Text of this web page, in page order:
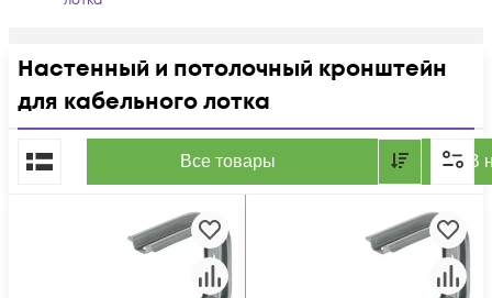
Настенный и потолочный кронштейн
для кабельного лотка
Все товары В
По популярности